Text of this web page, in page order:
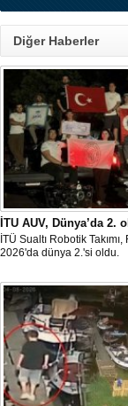
Diğer Haberler
İTU AUV, Dünya’da 2.
İTÜ Sualtı Robotik
2026'da dünya 2.'si oldu.